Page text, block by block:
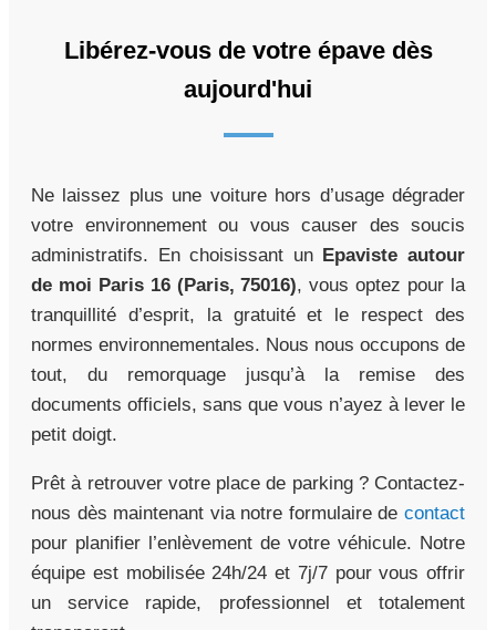
Libérez-vous de votre épave dès
aujourd'hui
Ne laissez plus une voiture hors d’usage dégrader
votre environnement ou vous causer des soucis
administratifs. En choisissant un Epaviste autour
de moi Paris 16 (Paris, 75016), vous optez pour la
tranquillité d’esprit, la gratuité et le respect des
normes environnementales. Nous nous occupons de
tout, du remorquage jusqu’à la remise des
documents officiels, sans que vous n’ayez à lever le
petit doigt.
Prêt à retrouver votre place de parking ? Contactez-
nous dès maintenant via notre formulaire de contact
pour planifier l’enlèvement de votre véhicule. Notre
équipe est mobilisée 24h/24 et 7j/7 pour vous offrir
un service rapide, professionnel et totalement